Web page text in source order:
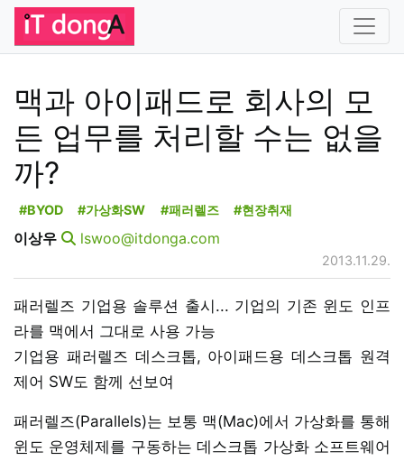
맥과 아이패드로 회사의 모
든 업무를 처리할 수는 없을
까?
#BYOD #가상화SW #패러렐즈 #현장취재
이상우 lswoo@itdonga.com
2013.11.29.
패러렐즈 기업용 솔루션 출시... 기업의 기존 윈도 인프
라를 맥에서 그대로 사용 가능
기업용 패러렐즈 데스크톱, 아이패드용 데스크톱 원격
제어 SW도 함께 선보여
패러렐즈(Parallels)는 보통 맥(Mac)에서 가상화를 통해
윈도 운영체제를 구동하는 데스크톱 가상화 소프트웨어